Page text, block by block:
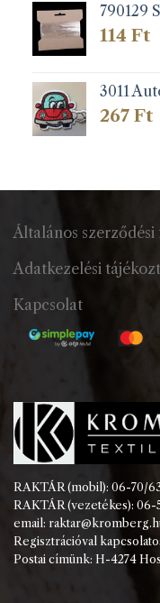
790129
114 Ft
3011
267 Ft
Általános
Adatkezelési
Kapcsolat
RAKTÁR (mobil): 06-70/
RAKTÁR (vezetékes): 06-
email:
Regisztrációval
Postai címünk: H-4274